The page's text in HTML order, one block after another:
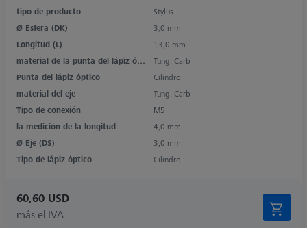
tipo de producto
Stylus
Ø Esfera (DK)
3,0 mm
Longitud (L)
13,0 mm
material de la punta del lápiz óptico
Tung. Carb
Punta del lápiz óptico
Cilindro
material del eje
Tung. Carb
Tipo de conexión
M5
la medición de la longitud
4,0 mm
Ø Eje (DS)
3,0 mm
Tipo de lápiz óptico
Cilindro
60,60 USD
más el IVA